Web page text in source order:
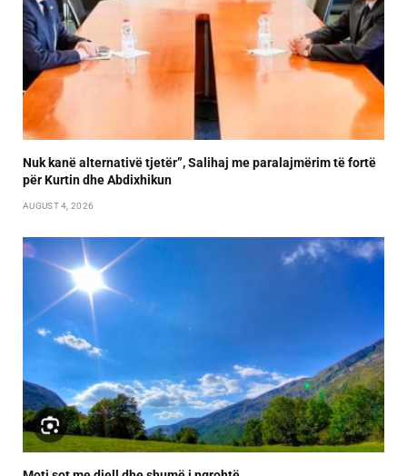
Nuk kanë alternativë tjetër”, Salihaj me paralajmërim të fortë
për Kurtin dhe Abdixhikun
AUGUST 4, 2026